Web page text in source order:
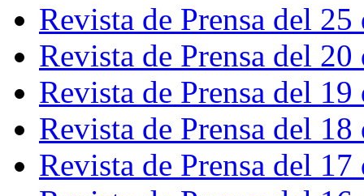
Revista de Prensa del
Revista de Prensa del
Revista de Prensa del
Revista de Prensa del
Revista de Prensa del